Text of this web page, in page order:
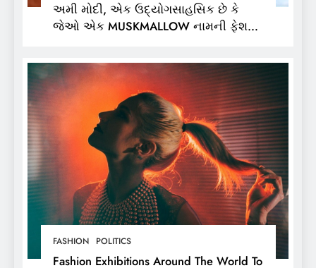
અમી મોદી, એક ઉદ્યોગસાહસિક છે કે
જેઓ એક MUSKMALLOW નામની ફેશન
FASHION POLITICS
Fashion Exhibitions Around The World To